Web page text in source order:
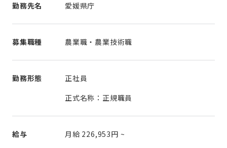
勤務先名 愛媛県庁
募集職種 農業職・農業技術職
勤務形態
正社員
正式名称：正規職員
給与 月給 226,953円 ~